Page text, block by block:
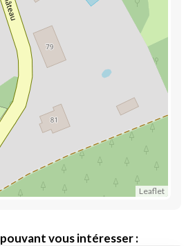
Leaflet
vous intéresser :